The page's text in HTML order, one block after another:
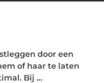
door een
of haar te laten
Bij ...